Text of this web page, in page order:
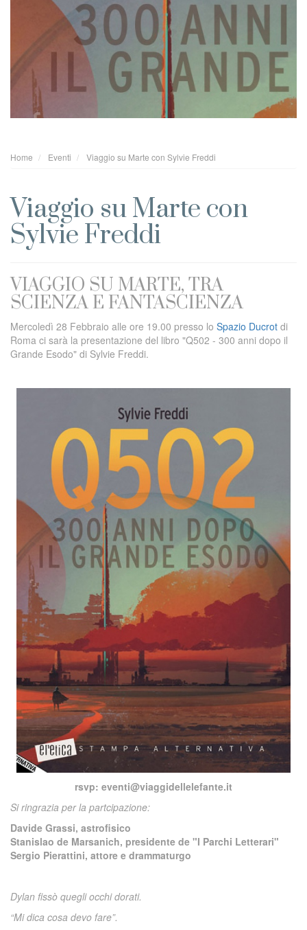
Home Eventi Viaggio su Marte con Sylvie Freddi
Viaggio su Marte con
Sylvie Freddi
VIAGGIO SU MARTE, TRA
SCIENZA E FANTASCIENZA
Mercoledì 28 Febbraio alle ore 19.00 presso lo Spazio Ducrot di
Roma ci sarà la presentazione del libro "Q502 - 300 anni dopo il
Grande Esodo" di Sylvie Freddi.
rsvp: eventi@viaggidellelefante.it
Si ringrazia per la partcipazione:
Davide Grassi, astrofisico
Stanislao de Marsanich, presidente de "I Parchi Letterari"
Sergio Pierattini, attore e drammaturgo
Dylan fissò quegli occhi dorati.
“Mi dica cosa devo fare”.